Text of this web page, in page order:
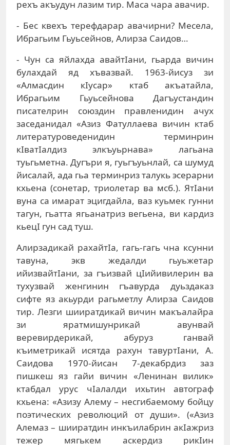
рехъ акъудун лазим тир. Маса чара авачир.
- Бес квехъ терефдарар авачирни? Месела,
Ибрагьим Гьуьсейнов, Алирза Саидов…
- Чун са яйлахда авайтIани, гьарда вичин
булахдай яд хъвазвай. 1963-йисуз зи
«Алмасдин кIусар» ктаб акъатайла,
Ибрагьим Гьуьсейнова Дагъустандин
писателрин союздин правленидин ачух
заседанидал «Азиз Фатуллаева вичин ктаб
литературоведенидин терминрин
кIватIалдиз элкъуьрнава» лагьана
туьгьметна. Дугъри я, гуьгъуьнлай, са шумуд
йисалай, ада гьа терминриз талукь эсерарни
кхьена (сонетар, триолетар ва мсб.). ЯтIани
вуна са имарат эцигдайла, ваз куьмек гунни
тагун, гьатта ягьанатриз вегьена, ви кардиз
кьецI гун сад туш.
Алирзадикай рахайтIа, гагь-гагь чна ксунни
тавуна, экв жедалди гьуьжетар
ийизвайтIани, за гъизвай цIийивилерин ва
тухузвай женгинин гъавурда дуьздаказ
сифте яз акьурди рагьметлу Алирза Саидов
тир. Лезги шииратдикай вичин макъалайра
зи яратмишунрикай авунвай
веревирдерикай, абуруз ганвай
къиметрикай исятда рахун тавуртIани, А.
Саидова 1970-йисан 7-декабрдиз заз
пишкеш яз гайи вичин «Ленинан вилик»
ктабдал урус чIалалди ихьтин автограф
кхьена: «Азизу Алему – несгибаемому бойцу
поэтических революций от души». («Азиз
Алемаз – шииратдин инкъилабрин акIажриз
тежер мягькем аскердиз рикIин